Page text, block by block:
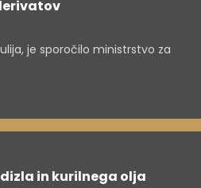
je sporočilo ministrstvo za
in kurilnega olja